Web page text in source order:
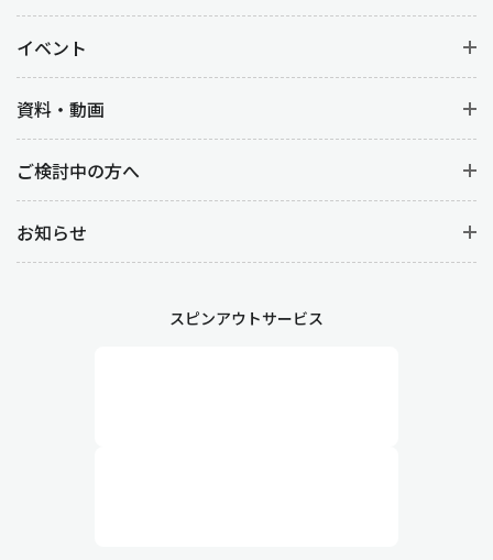
イベント
資料・動画
ご検討中の方へ
お知らせ
スピンアウトサービス